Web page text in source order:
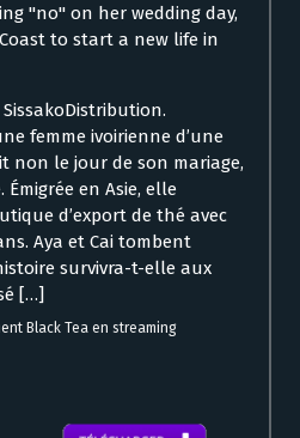
"no" on her wedding day,
to start a new life in
femme ivoirienne d’une
non le jour de son mariage,
en Asie, elle
d’export de thé avec
Aya et Cai tombent
survivra-t-elle aux
[…]
Black Tea en streaming